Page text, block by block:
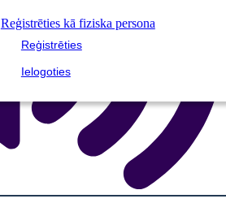
Reģistrēties kā fiziska persona
Reģistrēties
Ielogoties